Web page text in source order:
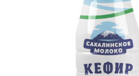
МОЛОКО ПИТЬЕВОЕ
МОЛОКО ЦЕЛЬНОЕ
КЕФИР ОТБОРНЫЙ 3,4 % - 4,2 %
ЙОГУРТ С КУСОЧКАМИ ЯГОД